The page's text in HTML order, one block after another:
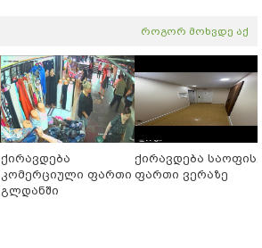
როგორ მოხვდე აქ
ქირავდება
კომერციული ფართი
გლდანში
ქირავდება
ფართი ვერაზე